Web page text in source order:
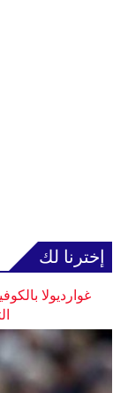
إخترنا لك
غوارديولا